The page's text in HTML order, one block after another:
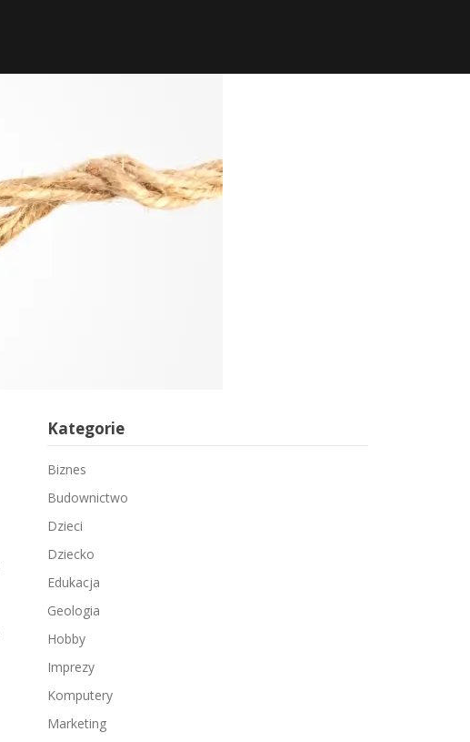
Kategorie
Biznes
Budownictwo
Dzieci
Dziecko
Edukacja
Geologia
Hobby
Imprezy
Komputery
Marketing